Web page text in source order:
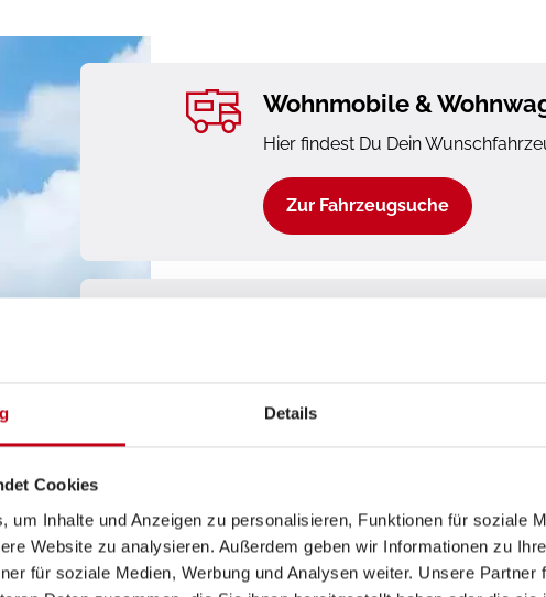
Details
Cookies
um Inhalte und Anzeigen zu personalisieren, Funktionen für soziale
Website zu analysieren. Außerdem geben wir Informationen zu
für soziale Medien, Werbung und Analysen weiter. Unsere Partner
Wohnmobile &
Hier findest Du Dein
Zur Fahrzeugsuche
Beim Ostsee Campingpartner
Grube neuwertige Mietmodelle.
gewartet und sind in optimalem